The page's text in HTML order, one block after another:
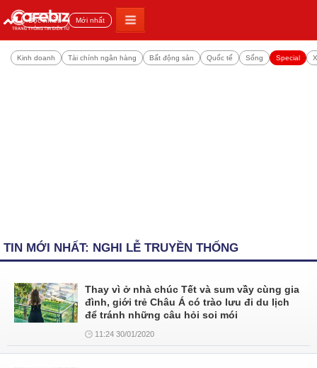
Đọc nhiều Mới nhất
Kinh doanh Tài chính ngân hàng Bất động sản Quốc tế Sống Special
TIN MỚI NHẤT: NGHI LỄ TRUYỀN THỐNG
Thay vì ở nhà chúc Tết và sum vầy cùng gia
đình, giới trẻ Châu Á có trào lưu đi du lịch
để tránh những câu hỏi soi mói
11:24 30/01/2020